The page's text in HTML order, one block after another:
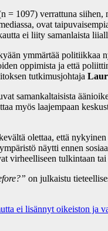
1097) verrattuna
ovat
ei liity samanlaista
ymmärtää politiikkaa
oppimista ja että
tutkimusjohtaja
samankaltaisista
myös laajempaan
olettaa, että
näytti ennen
virheelliseen tulkintaan tai
on julkaistu
ei lisännyt oikeiston ja